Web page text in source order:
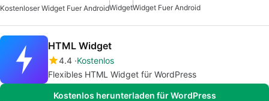
Kostenloser Widget Fuer AndroidWidgetWidget Fuer Android
HTML Widget
4.4 Kostenlos
Flexibles HTML Widget für WordPress
Kostenlos herunterladen für WordPress